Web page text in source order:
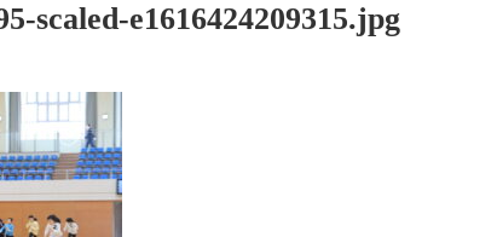
scaled-e1616424209315.jpg